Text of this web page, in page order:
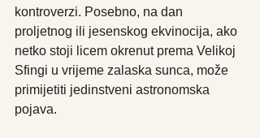
kontroverzi. Posebno, na dan
proljetnog ili jesenskog ekvinocija, ako
netko stoji licem okrenut prema Velikoj
Sfingi u vrijeme zalaska sunca, može
primijetiti jedinstveni astronomska
pojava.